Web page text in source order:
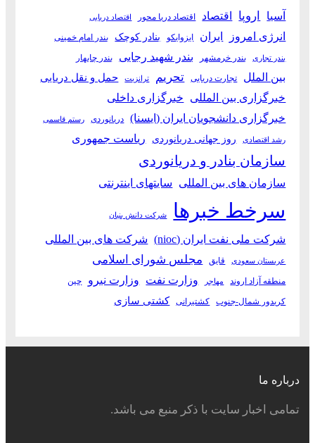
آسیا اروپا اقتصاد اقتصاد دریا محور اقتصاد دریایی
انرژی امروز ایران ایزوایکو بنادر کوچک بندر امام خمینی
بندر تجاری بندر خرمشهر بندر شهید رجایی بندر چابهار
بین الملل تجارت دریایی تحریم ترانزیت حمل و نقل دریایی
خبرگزاری بین المللی خبرگزاری داخلی
خبرگزاری دانشجویان ایران (ایسنا)
دریانوردی رستم قاسمی
رشد اقتصادی روز جهانی دریانوردی ریاست جمهوری
سازمان بنادر و دریانوردی
سازمان های بین المللی سایتهای اینترنتی
سرخط خبرها شرکت دانش بنیان
شرکت ملی نفت ایران (nioc) شرکت های بین المللی
عربستان سعودی قایق مجلس شورای اسلامی
منطقه آزاد اروند مهاجر وزارت نفت وزارت نیرو چین
کریدور شمال-جنوب کشتیرانی کشتی سازی
درباره ما
تمامی اخبار سایت با ذکر منبع می باشد.